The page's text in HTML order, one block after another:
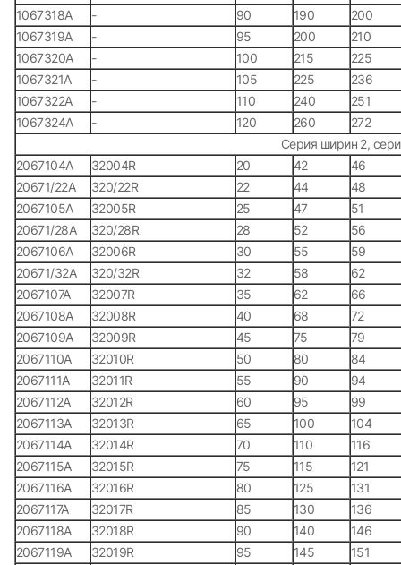
1067318А
- 90 190
200
1067319А
- 95 200
210
1067320А
- 100 215
225
1067321А
- 105 225
236
1067322А
- 110 240
251
1067324А
- 120 260
272
Серия ширин 2,
2067104А
32004R 20 42
46
20671/22А
320/22R 22 44
48
2067105А
32005R 25 47
51
20671/28А
320/28R 28 52
56
2067106А
32006R 30 55
59
20671/32А
320/32R 32 58
62
2067107А
32007R 35 62
66
2067108А
32008R 40 68
72
2067109А
32009R 45 75
79
2067110А
32010R 50 80
84
2067111А
32011R 55 90
94
2067112А
32012R 60 95
99
2067113А
32013R 65 100
104
2067114А
32014R 70 110
116
2067115А
32015R 75 115
121
2067116А
32016R 80 125
131
2067117А
32017R 85 130
136
2067118А
32018R 90 140
146
2067119А
32019R 95 145
151